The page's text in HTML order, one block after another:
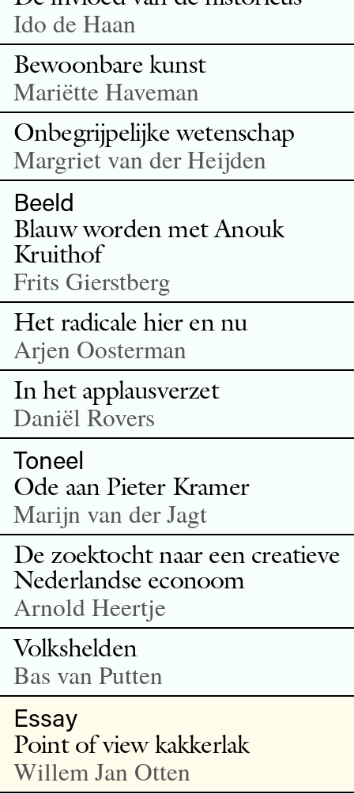
Ido de Haan
Bewoonbare kunst
Mariëtte Haveman
Onbegrijpelijke wetenschap
Margriet van der Heijden
Beeld
Blauw worden met Anouk
Kruithof
Frits Gierstberg
Het radicale hier en nu
Arjen Oosterman
In het applausverzet
Daniël Rovers
Toneel
Ode aan Pieter Kramer
Marijn van der Jagt
De zoektocht naar een creatieve
Nederlandse econoom
Arnold Heertje
Volkshelden
Bas van Putten
Essay
Point of view kakkerlak
Willem Jan Otten